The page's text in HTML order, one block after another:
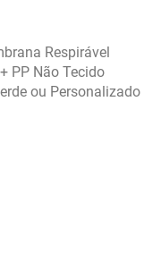
Respirável
PP Não Tecido
ou Personalizado